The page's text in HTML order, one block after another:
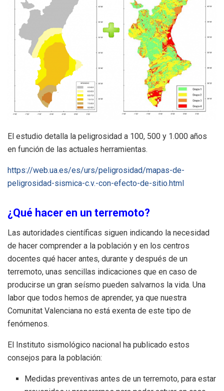
El estudio detalla la peligrosidad a 100, 500 y 1.000 años
en función de las actuales herramientas.
https://web.ua.es/es/urs/peligrosidad/mapas-de-
peligrosidad-sismica-c.v.-con-efecto-de-sitio.html
¿Qué hacer en un terremoto?
Las autoridades científicas siguen indicando la necesidad
de hacer comprender a la población y en los centros
docentes qué hacer antes, durante y después de un
terremoto, unas sencillas indicaciones que en caso de
producirse un gran seísmo pueden salvarnos la vida. Una
labor que todos hemos de aprender, ya que nuestra
Comunitat Valenciana no está exenta de este tipo de
fenómenos.
El Instituto sismológico nacional ha publicado estos
consejos para la población:
Medidas preventivas antes de un terremoto, para estar